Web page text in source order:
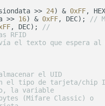
>> 24) & 0xFF,
>> 16) & 0xFF, DEC);
//
, DEC);
//
RFID
el texto que espera al
el UID
el tipo de tarjeta/chip
la variable
(Mifare Classic) o